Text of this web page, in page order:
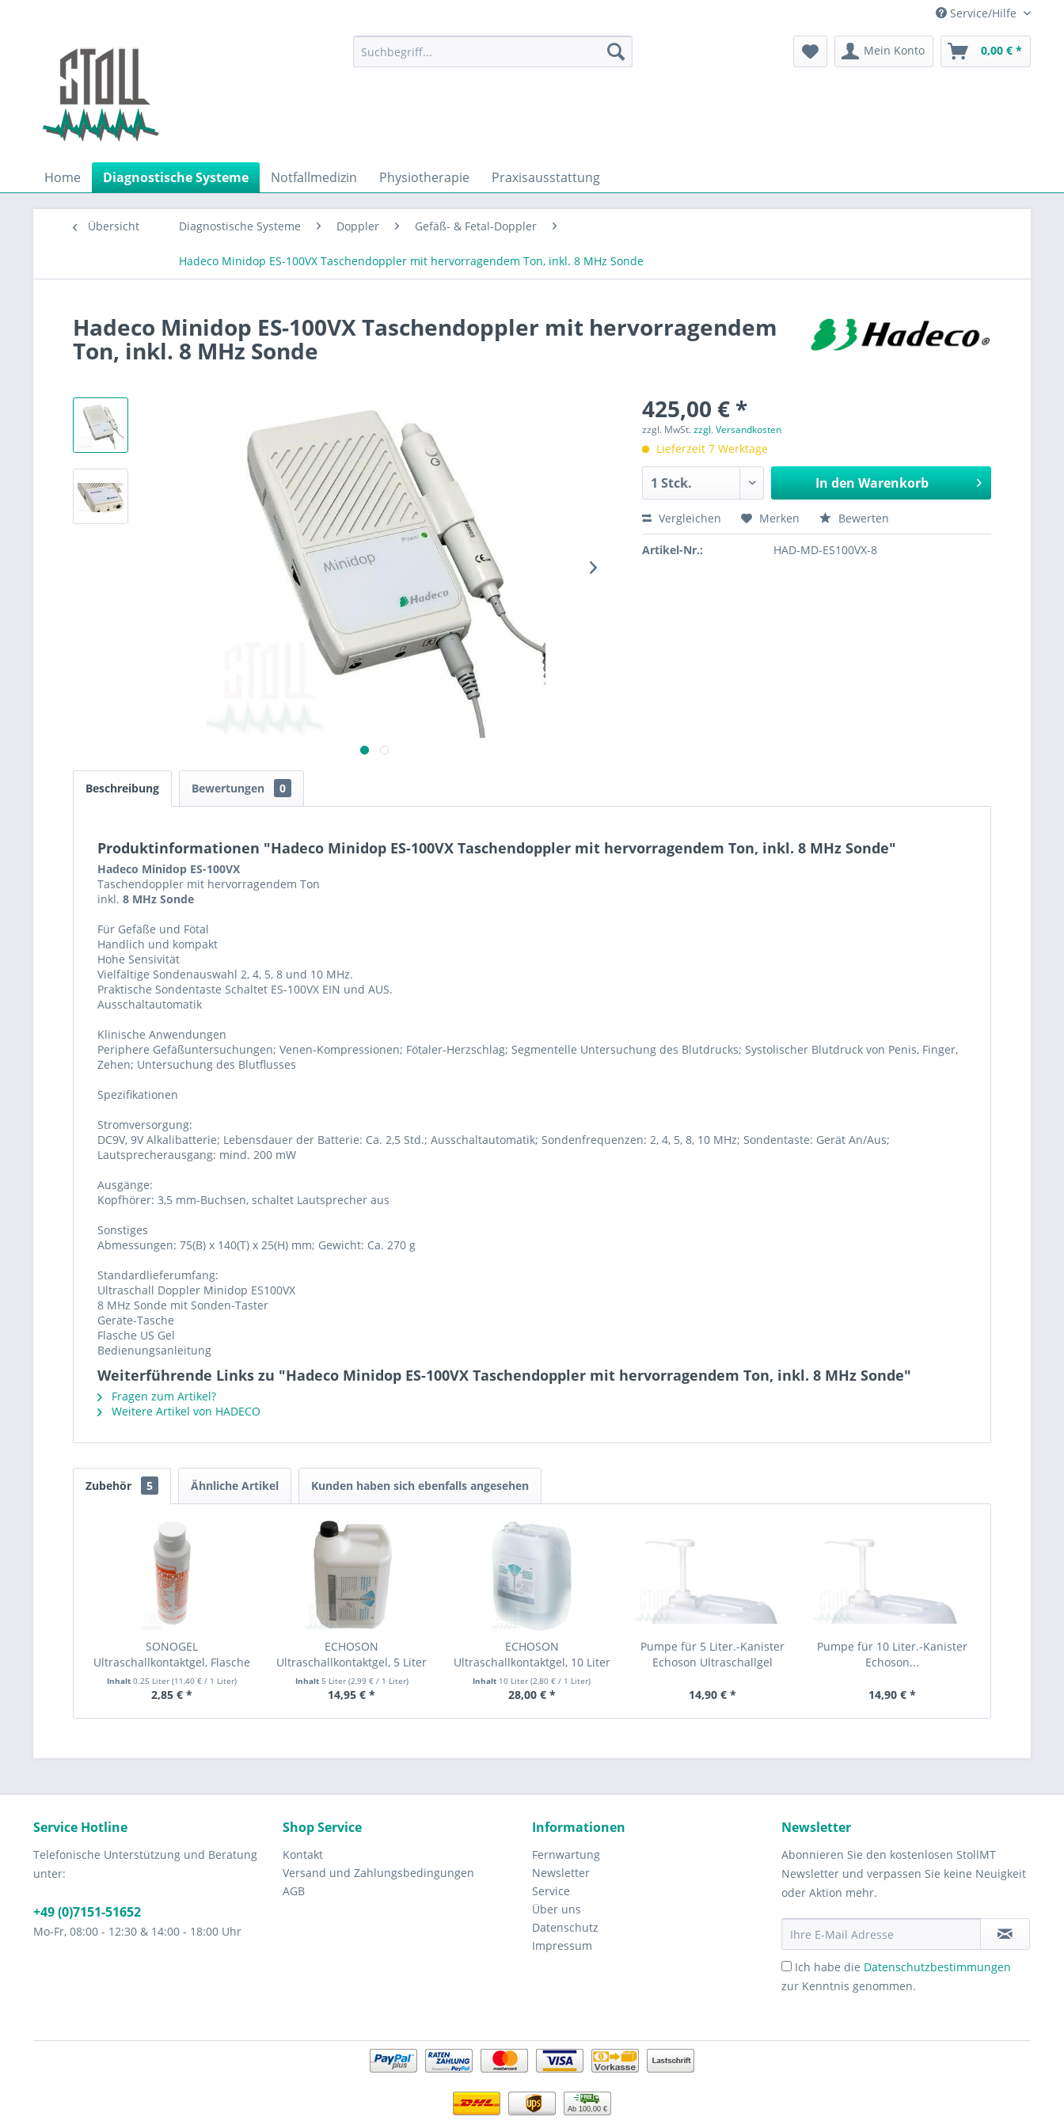
Service/Hilfe
Mein Konto 0,00 € *
Home Diagnostische Systeme Notfallmedizin Physiotherapie Praxisausstattung
Übersicht Diagnostische Systeme Doppler Gefäß- & Fetal-Doppler
Hadeco Minidop ES-100VX Taschendoppler mit hervorragendem Ton, inkl. 8 MHz Sonde
Hadeco Minidop ES-100VX Taschendoppler mit hervorragendem
Ton, inkl. 8 MHz Sonde
425,00 € *
zzgl. MwSt.zzgl. Versandkosten
Lieferzeit 7 Werktage
In den Warenkorb
Vergleichen Merken Bewerten
Artikel-Nr.: HAD-MD-ES100VX-8
Beschreibung Bewertungen 0
Produktinformationen "Hadeco Minidop ES-100VX Taschendoppler mit hervorragendem Ton, inkl. 8 MHz Sonde"
Hadeco Minidop ES-100VX
Taschendoppler mit hervorragendem Ton
inkl. 8 MHz Sonde
Für Gefäße und Fötal
Handlich und kompakt
Hohe Sensivität
Vielfältige Sondenauswahl 2, 4, 5, 8 und 10 MHz.
Praktische Sondentaste Schaltet ES-100VX EIN und AUS.
Ausschaltautomatik
Klinische Anwendungen
Periphere Gefäßuntersuchungen; Venen-Kompressionen; Fötaler-Herzschlag; Segmentelle Untersuchung des Blutdrucks; Systolischer Blutdruck von Penis, Finger,
Zehen; Untersuchung des Blutflusses
Spezifikationen
Stromversorgung:
DC9V, 9V Alkalibatterie; Lebensdauer der Batterie: Ca. 2,5 Std.; Ausschaltautomatik; Sondenfrequenzen: 2, 4, 5, 8, 10 MHz; Sondentaste: Gerät An/Aus;
Lautsprecherausgang: mind. 200 mW
Ausgänge:
Kopfhörer: 3,5 mm-Buchsen, schaltet Lautsprecher aus
Sonstiges
Abmessungen: 75(B) x 140(T) x 25(H) mm; Gewicht: Ca. 270 g
Standardlieferumfang:
Ultraschall Doppler Minidop ES100VX
8 MHz Sonde mit Sonden-Taster
Geräte-Tasche
Flasche US Gel
Bedienungsanleitung
Weiterführende Links zu "Hadeco Minidop ES-100VX Taschendoppler mit hervorragendem Ton, inkl. 8 MHz Sonde"
Fragen zum Artikel?
Weitere Artikel von HADECO
Zubehör 5 Ähnliche Artikel Kunden haben sich ebenfalls angesehen
SONOGEL
Ultraschallkontaktgel, Flasche
250ml
Inhalt 0.25 Liter (11,40 €/ 1 Liter)
2,85 € *
ECHOSON
Ultraschallkontaktgel, 5 Liter
Kanister
Inhalt 5 Liter (2,99 €/ 1 Liter)
14,95 € *
ECHOSON
Ultraschallkontaktgel, 10 Liter
Kanister
Inhalt 10 Liter(2,80 € / 1 Liter)
28,00 € *
Pumpe für 5 Liter.-Kanister
Echoson Ultraschallgel
14,90 € *
Pumpe für 10 Liter.-Kanister
Echoson...
14,90 € *
Service Hotline
Telefonische Unterstützung und Beratung
unter:
+49 (0)7151-51652
Mo-Fr, 08:00 - 12:30 & 14:00 - 18:00 Uhr
Shop Service
Kontakt
Versand und Zahlungsbedingungen
AGB
Informationen
Fernwartung
Newsletter
Service
Über uns
Datenschutz
Impressum
Newsletter
Abonnieren Sie den kostenlosen StollMT
Newsletter und verpassen Sie keine Neuigkeit
oder Aktion mehr.
Ich habe die Datenschutzbestimmungen
zur Kenntnis genommen.
Ab 100,00 €